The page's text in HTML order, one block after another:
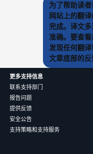
为了帮助读
网站上的翻
完成。译文
准确。要查
发现任何翻
文章底部的反
更多支持信息
联系支持部门
报告问题
提供反馈
安全公告
支持策略和支持服务